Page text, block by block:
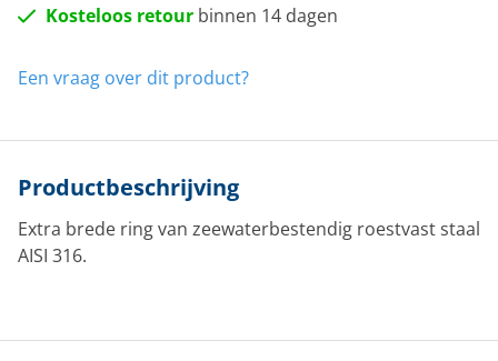
Kosteloos retour binnen 14 dagen
Een vraag over dit product?
Productbeschrijving
Extra brede ring van zeewaterbestendig roestvast staal
AISI 316.